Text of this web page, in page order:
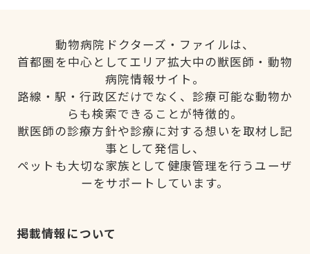
動物病院ドクターズ・ファイルは、
首都圏を中心としてエリア拡大中の獣医師・動物
病院情報サイト。
路線・駅・行政区だけでなく、診療可能な動物か
らも検索できることが特徴的。
獣医師の診療方針や診療に対する想いを取材し記
事として発信し、
ペットも大切な家族として健康管理を行うユーザ
ーをサポートしています。
掲載情報について